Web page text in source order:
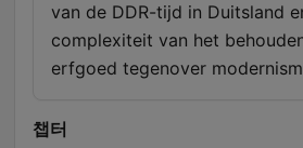
van de DDR-tijd in Duitsland
complexiteit van het
erfgoed tegenover
챕터